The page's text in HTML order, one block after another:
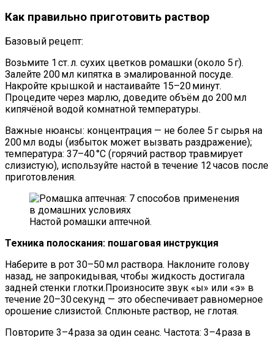
Как правильно приготовить раствор
Базовый рецепт:
Возьмите 1 ст. л. сухих цветков ромашки (около 5 г).
Залейте 200 мл кипятка в эмалированной посуде.
Накройте крышкой и настаивайте 15–20 минут.
Процедите через марлю, доведите объём до 200 мл
кипячёной водой комнатной температуры.
Важные нюансы: концентрация — не более 5 г сырья на
200 мл воды (избыток может вызвать раздражение);
температура: 37–40 °C (горячий раствор травмирует
слизистую), используйте настой в течение 12 часов после
приготовления.
Настой ромашки аптечной.
Техника полоскания: пошаговая инструкция
Наберите в рот 30–50 мл раствора. Наклоните голову
назад, не запрокидывая, чтобы жидкость достигала
задней стенки глотки.Произносите звук «ы» или «э» в
течение 20–30 секунд — это обеспечивает равномерное
орошение слизистой. Сплюньте раствор, не глотая.
Повторите 3–4 раза за один сеанс. Частота: 3–4 раза в